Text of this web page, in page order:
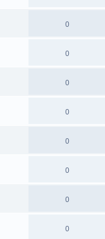
0
0
0
0
0
0
0
0